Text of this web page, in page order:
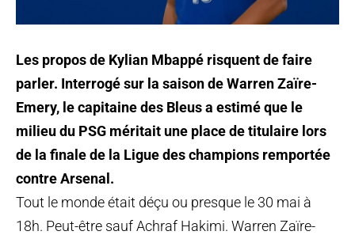
Les propos de Kylian Mbappé risquent de faire
parler. Interrogé sur la saison de Warren Zaïre-
Emery, le capitaine des Bleus a estimé que le
milieu du PSG méritait une place de titulaire lors
de la finale de la Ligue des champions remportée
contre Arsenal.
Tout le monde était déçu ou presque le 30 mai à
18h. Peut-être sauf Achraf Hakimi. Warren Zaïre-